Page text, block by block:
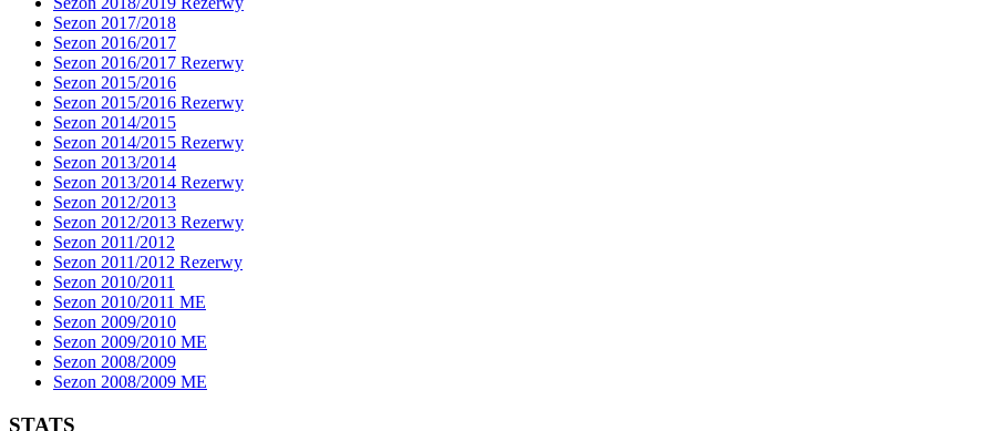
Sezon 2017/2018
Sezon 2016/2017
Sezon 2016/2017 Rezerwy
Sezon 2015/2016
Sezon 2015/2016 Rezerwy
Sezon 2014/2015
Sezon 2014/2015 Rezerwy
Sezon 2013/2014
Sezon 2013/2014 Rezerwy
Sezon 2012/2013
Sezon 2012/2013 Rezerwy
Sezon 2011/2012
Sezon 2011/2012 Rezerwy
Sezon 2010/2011
Sezon 2010/2011 ME
Sezon 2009/2010
Sezon 2009/2010 ME
Sezon 2008/2009
Sezon 2008/2009 ME
STATS